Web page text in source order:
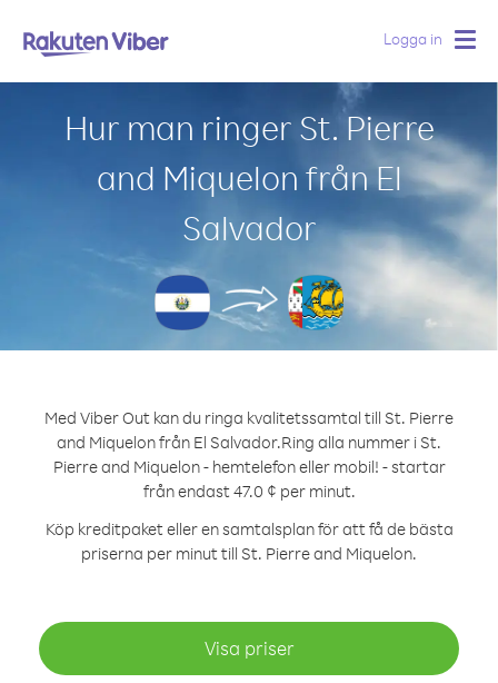
Logga in
Hur man ringer St. Pierre
and Miquelon från El
Salvador
Med Viber Out kan du ringa kvalitetssamtal till St. Pierre
and Miquelon från El Salvador.Ring alla nummer i St.
Pierre and Miquelon - hemtelefon eller mobil! - startar
från endast 47.0 ¢ per minut.
Köp kreditpaket eller en samtalsplan för att få de bästa
priserna per minut till St. Pierre and Miquelon.
Visa priser